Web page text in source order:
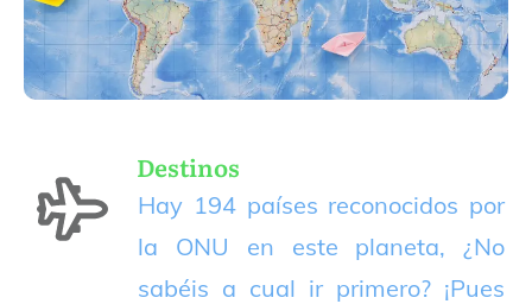
Destinos
Hay 194 países reconocidos por
la ONU en este planeta, ¿No
sabéis a cual ir primero? ¡Pues